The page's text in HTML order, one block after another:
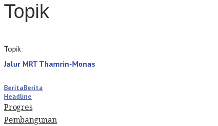
Topik
Topik:
Jalur MRT Thamrin-Monas
BeritaBerita
Headline
Progres
Pembangunan